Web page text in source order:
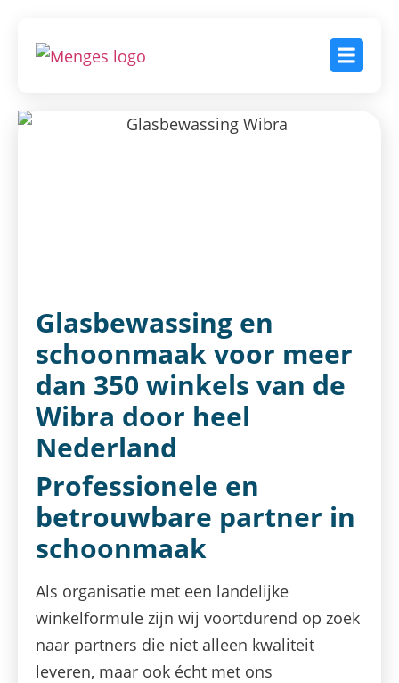
Glasbewassing en
schoonmaak voor meer
dan 350 winkels van de
Wibra door heel
Nederland
Professionele en
betrouwbare partner in
schoonmaak
Als organisatie met een landelijke
winkelformule zijn wij voortdurend op zoek
naar partners die niet alleen kwaliteit
leveren, maar ook écht met ons